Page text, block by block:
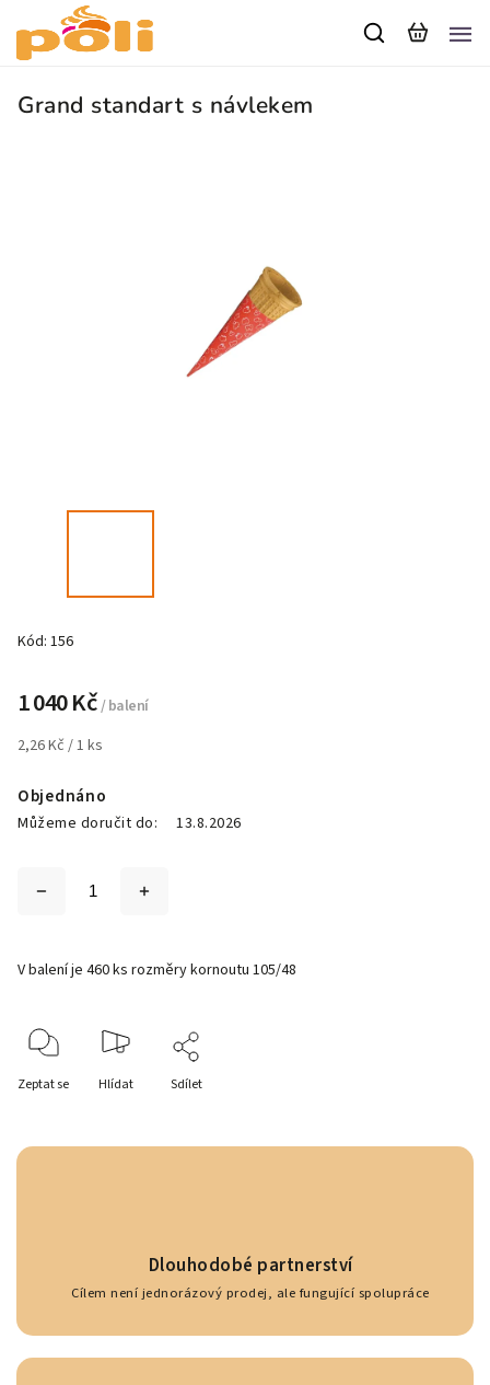
Grand standart s návlekem
Kód: 156
1 040 Kč/ balení
2,26 Kč / 1 ks
Objednáno
Můžeme doručit do: 13.8.2026
V balení je 460 ks rozměry kornoutu 105/48
Zeptat se Hlídat Sdílet
Dlouhodobé partnerství
Cílem není jednorázový prodej, ale fungující spolupráce